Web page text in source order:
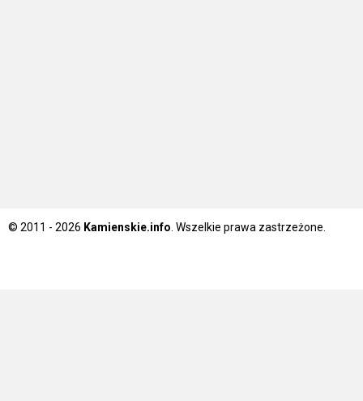
© 2011 - 2026 Kamienskie.info . Wszelkie prawa zastrzeżone.